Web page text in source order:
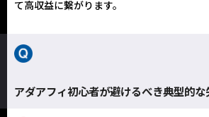
て高収益に繋がります。
アダアフィ初心者が避けるべき典型的な